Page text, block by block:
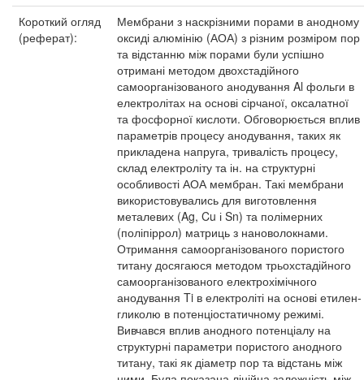
Короткий огляд
(реферат):
Мембрани з наскрізними порами в анодному
оксиді алюмінію (АОА) з різним розміром пор
та відстанню між порами були успішно
отримані методом двохстадійного
самоорганізованого анодування Al фольги в
електролітах на основі сірчаної, оксалатної
та фосфорної кислоти. Обговорюється вплив
параметрів процесу анодування, таких як
прикладена напруга, тривалість процесу,
склад електроліту та ін. на структурні
особливості АОА мембран. Такі мембрани
використовувались для виготовлення
металевих (Ag, Cu і Sn) та полімерних
(поліпіррол) матриць з нановолокнами.
Отримання самоорганізованого пористого
титану досягаюся методом трьохстадійного
самоорганізованого електрохімічного
анодування Ti в електроліті на основі етилен-
гликолю в потенціостатичному режимі.
Вивчався вплив анодного потенціалу на
структурні параметри пористого анодного
титану, такі як діаметр пор та відстань між